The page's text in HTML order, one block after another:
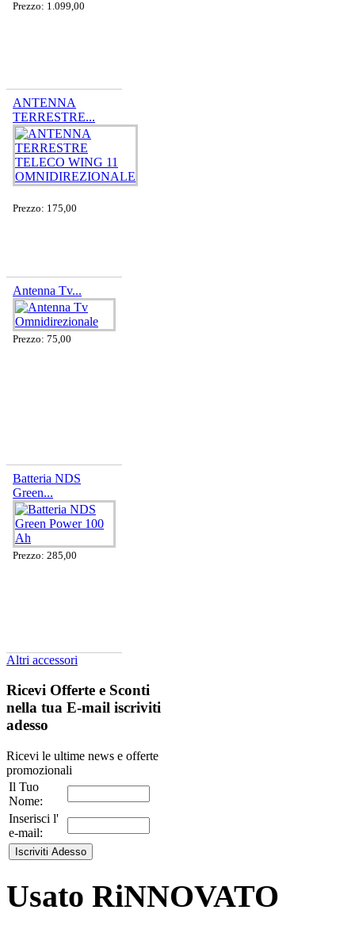
Prezzo: 1.099,00
ANTENNA
TERRESTRE...
Prezzo: 175,00
Antenna Tv...
Prezzo: 75,00
Batteria NDS
Green...
Prezzo: 285,00
Altri accessori
Ricevi Offerte e Sconti
nella tua E-mail iscriviti
adesso
Ricevi le ultime news e offerte
promozionali
Il Tuo
Nome:
Inserisci l'
e-mail:
Usato RiNNOVATO